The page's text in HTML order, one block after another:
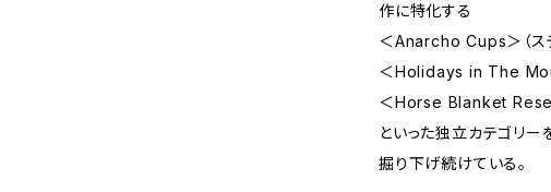
作に特化する
＜Anarcho Cups＞（ス
＜Holidays in The
＜Horse Blanket
といった独立カテゴリー
掘り下げ続けている。